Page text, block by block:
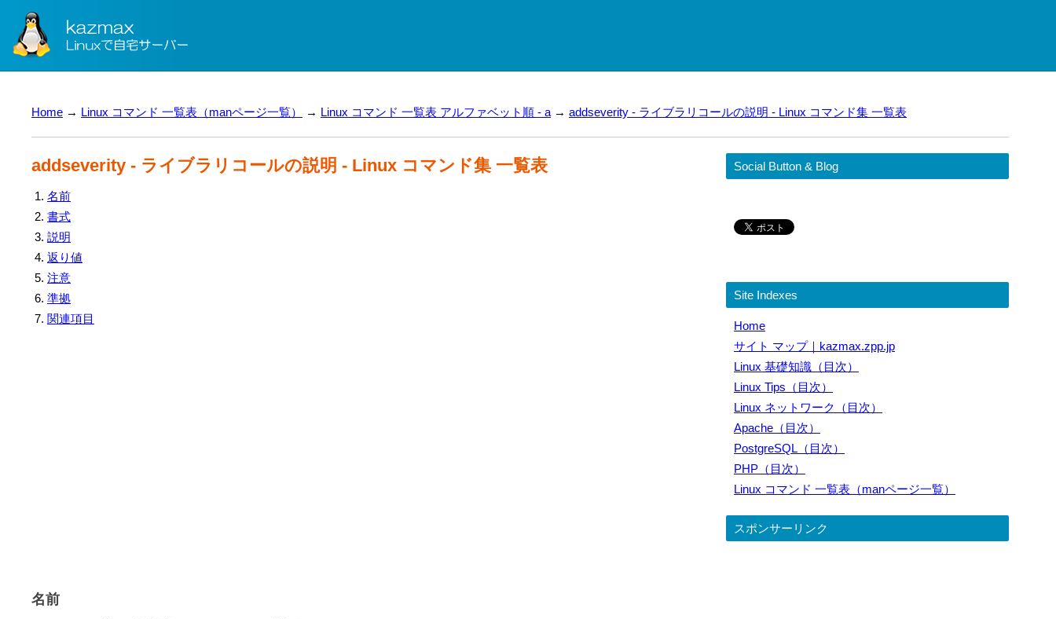
Home → Linux コマンド 一覧表（manページ一覧） → Linux コマンド 一覧表 アルファベット順 - a → addseverity - ライブラリコールの説明 - Linux コマンド集 一覧表
addseverity - ライブラリコールの説明 - Linux コマンド集 一覧表
名前
書式
説明
返り値
注意
準拠
関連項目
名前
Social Button & Blog
Site Indexes
Home
サイト マップ｜kazmax.zpp.jp
Linux 基礎知識（目次）
Linux Tips（目次）
Linux ネットワーク（目次）
Apache（目次）
PostgreSQL（目次）
PHP（目次）
Linux コマンド 一覧表（manページ一覧）
スポンサーリンク